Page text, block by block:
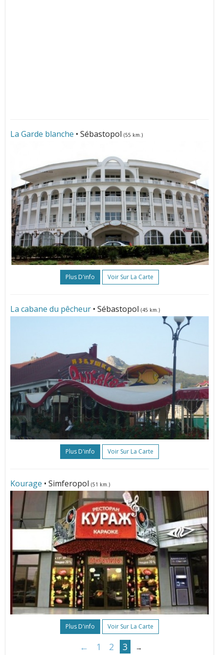
La Garde blanche • Sébastopol (55 km.)
Plus D'info Voir Sur La Carte
La cabane du pêcheur • Sébastopol (45 km.)
Plus D'info Voir Sur La Carte
Kourage • Simferopol (51 km.)
Plus D'info Voir Sur La Carte
← 1 2 3 →